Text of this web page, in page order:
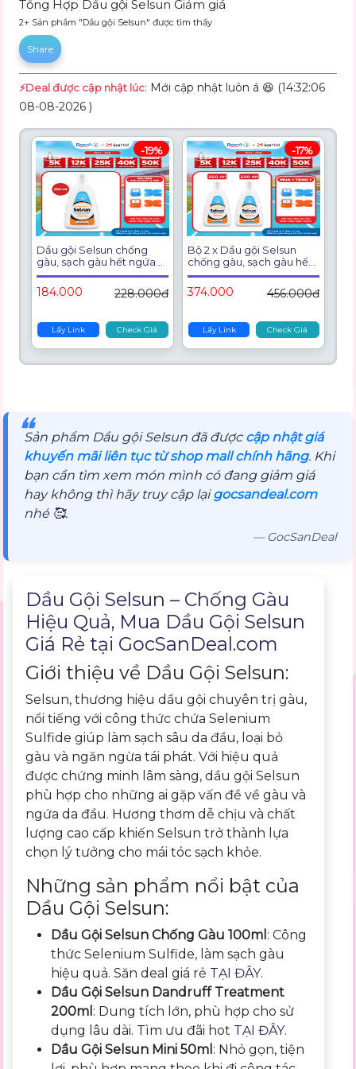
Tổng Hợp Dầu gội Selsun Giảm giá
2+ Sản phẩm "Dầu gội Selsun" được tìm thấy
Share
⚡️Deal được cập nhật lúc: Mới cập nhật luôn á 😆 (14:32:06
08-08-2026 )
Dầu gội Selsun chống
gàu, sạch gàu hết ngứa
da đầu Selsun Anti-
Dandruff Shampoo
250ml
184.000 228.000đ
Lấy Link Check Giá
-19%
Bộ 2 x Dầu gội Selsun
chống gàu, sạch gàu hết
ngứa da đầu Selsun Anti-
Dandruff Shampoo
250ml (2 x 250ml)
374.000 456.000đ
Lấy Link Check Giá
-17%
❝
Sản phẩm Dầu gội Selsun đã được cập nhật giá
khuyến mãi liên tục từ shop mall chính hãng. Khi
bạn cần tìm xem món mình có đang giảm giá
hay không thì hãy truy cập lạigocsandeal.com
nhé 🥰.
— GocSanDeal
Dầu Gội Selsun – Chống Gàu
Hiệu Quả, Mua Dầu Gội Selsun
Giá Rẻ tại GocSanDeal.com
Giới thiệu về Dầu Gội Selsun:
Selsun, thương hiệu dầu gội chuyên trị gàu,
nổi tiếng với công thức chứa Selenium
Sulfide giúp làm sạch sâu da đầu, loại bỏ
gàu và ngăn ngừa tái phát. Với hiệu quả
được chứng minh lâm sàng, dầu gội Selsun
phù hợp cho những ai gặp vấn đề về gàu và
ngứa da đầu. Hương thơm dễ chịu và chất
lượng cao cấp khiến Selsun trở thành lựa
chọn lý tưởng cho mái tóc sạch khỏe.
Những sản phẩm nổi bật của
Dầu Gội Selsun:
Dầu Gội Selsun Chống Gàu 100ml : Công
thức Selenium Sulfide, làm sạch gàu
hiệu quả. Săn deal giá rẻ TẠI ĐÂY.
Dầu Gội Selsun Dandruff Treatment
200ml : Dung tích lớn, phù hợp cho sử
dụng lâu dài. Tìm ưu đãi hot TẠI ĐÂY.
Dầu Gội Selsun Mini 50ml : Nhỏ gọn, tiện